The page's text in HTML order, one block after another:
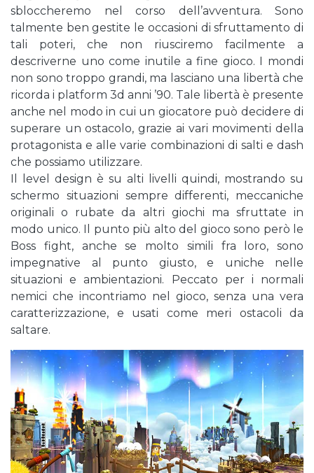
sbloccheremo nel corso dell’avventura. Sono
talmente ben gestite le occasioni di sfruttamento di
tali poteri, che non riusciremo facilmente a
descriverne uno come inutile a fine gioco. I mondi
non sono troppo grandi, ma lasciano una libertà che
ricorda i platform 3d anni ’90. Tale libertà è presente
anche nel modo in cui un giocatore può decidere di
superare un ostacolo, grazie ai vari movimenti della
protagonista e alle varie combinazioni di salti e dash
che possiamo utilizzare.
Il level design è su alti livelli quindi, mostrando su
schermo situazioni sempre differenti, meccaniche
originali o rubate da altri giochi ma sfruttate in
modo unico. Il punto più alto del gioco sono però le
Boss fight, anche se molto simili fra loro, sono
impegnative al punto giusto, e uniche nelle
situazioni e ambientazioni. Peccato per i normali
nemici che incontriamo nel gioco, senza una vera
caratterizzazione, e usati come meri ostacoli da
saltare.